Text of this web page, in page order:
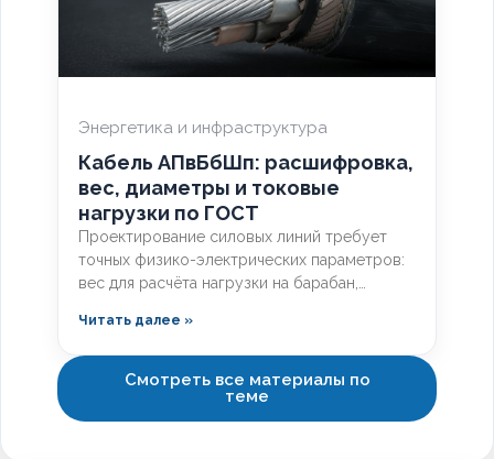
Энергетика и инфраструктура
Кабель АПвБбШп: расшифровка,
вес, диаметры и токовые
нагрузки по ГОСТ
Проектирование силовых линий требует
точных физико-электрических параметров:
вес для расчёта нагрузки на барабан,
для выбора защиты. Разберём технические
характеристики алюминиевых
бронированных кабелей с изоляцией из
сшитого полиэтилена, формулы расчёта
падения напряжения и правила подбора
Читать далее »
Смотреть все материалы по
теме